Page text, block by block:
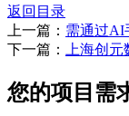
返回目录
上一篇： 需通过AI
下一篇：
上海创
您的项目需